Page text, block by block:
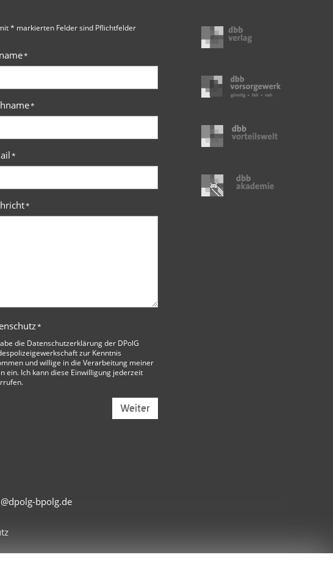
* markierten Felder sind Pflichtfelder
*
*
*
*
*
die Datenschutzerklärung der DPolG
zur Kenntnis
und willige in die Verarbeitung meiner
ein. Ich kann diese Einwilligung jederzeit
Weiter
bpolg.de